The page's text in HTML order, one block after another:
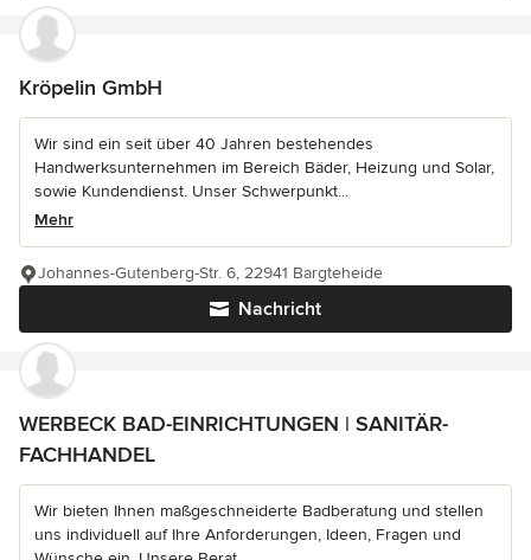
Kröpelin GmbH
Wir sind ein seit über 40 Jahren bestehendes
Handwerksunternehmen im Bereich Bäder, Heizung und Solar,
sowie Kundendienst. Unser Schwerpunkt...
Mehr
Nachricht
Johannes-Gutenberg-Str. 6, 22941 Bargteheide
WERBECK BAD-EINRICHTUNGEN | SANITÄR-
FACHHANDEL
Wir bieten Ihnen maßgeschneiderte Badberatung und stellen
uns individuell auf Ihre Anforderungen, Ideen, Fragen und